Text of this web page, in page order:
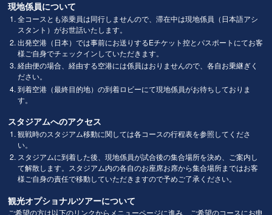
現地係員について
全コースとも添乗員は同行しませんので、滞在中は現地係員（日本語アシ
スタント）がお世話いたします。
出発空港（日本）では事前にお送りするEチケット控とパスポートにてお客
様ご自身でチェックインしていただきます。
経由便の場合、経由する空港には係員はおりませんので、各自お乗継ぎく
ださい。
到着空港（最終目的地）の到着ロビーにて現地係員がお待ちしておりま
す。
スタジアムへのアクセス
観戦時のスタジアム移動に関しては各コースの行程表を参照してくださ
い。
スタジアムに到着した後、現地係員が試合後の集合場所を決め、ご案内し
て解散します。スタジアム内の各自のお座席お席から集合場所まではお客
様ご自身の責任で移動していただきますので予めご了承ください。
観光オプショナルツアーについて
ご希望の方は以下のリンクからメニューページに進み、ご希望のコースにお申